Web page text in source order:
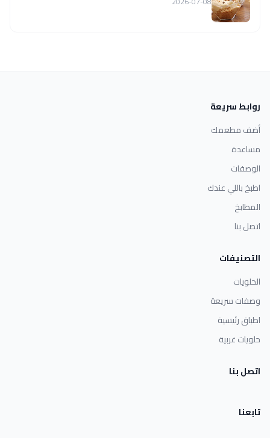
روابط سريعة
أضف مطعمك
مساعدة
الوصفات
اطبخ باللي عندك
المطابخ
اتصل بنا
التصنيفات
الحلويات
وصفات سريعة
اطباق رئيسية
حلويات غربية
اتصل بنا
تابعنا